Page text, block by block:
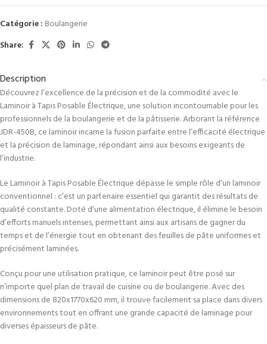
Catégorie : Boulangerie
Share:
Description
Découvrez l’excellence de la précision et de la commodité avec le
Laminoir à Tapis Posable Électrique, une solution incontournable pour les
professionnels de la boulangerie et de la pâtisserie. Arborant la référence
JDR-450B, ce laminoir incarne la fusion parfaite entre l’efficacité électrique
et la précision de laminage, répondant ainsi aux besoins exigeants de
l’industrie.
Le Laminoir à Tapis Posable Électrique dépasse le simple rôle d’un laminoir
conventionnel : c’est un partenaire essentiel qui garantit des résultats de
qualité constante. Doté d’une alimentation électrique, il élimine le besoin
d’efforts manuels intenses, permettant ainsi aux artisans de gagner du
temps et de l’énergie tout en obtenant des feuilles de pâte uniformes et
précisément laminées.
Conçu pour une utilisation pratique, ce laminoir peut être posé sur
n’importe quel plan de travail de cuisine ou de boulangerie. Avec des
dimensions de 820x1770x620 mm, il trouve facilement sa place dans divers
environnements tout en offrant une grande capacité de laminage pour
diverses épaisseurs de pâte.